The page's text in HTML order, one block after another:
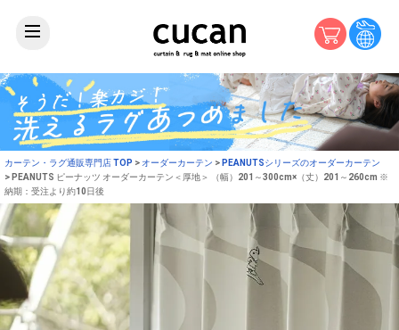
カーテン・ラグ通販専門店 TOP オーダーカーテン
PEANUTSシリーズのオーダーカーテン
PEANUTS ピーナッツ オーダーカーテン＜厚地＞ （幅）201～300cm×（丈）201～260cm ※
納期：受注より約10日後